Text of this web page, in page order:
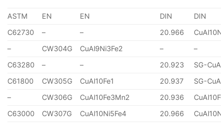
ASTM EN EN DIN
DIN
C62730
– – 20.966
–
CW304G CuAl9Ni3Fe2 –
–
C63280
– – 20.923
SG-
C61800
CW305G CuAl10Fe1 20.937
SG-
–
CW306G CuAl10Fe3Mn2 20.936
C63000
CW307G CuAl10Ni5Fe4 20.966